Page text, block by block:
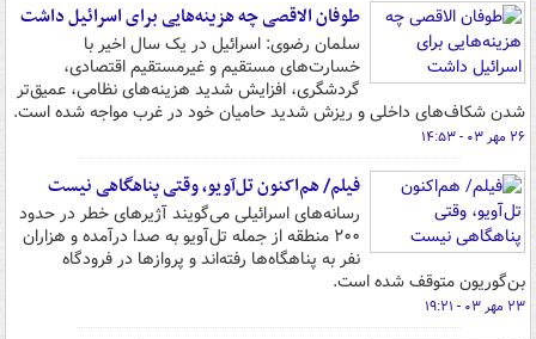
طوفان الاقصی چه هزینه‌هایی برای اسرائیل داشت
سلمان رضوی: اسرائیل در یک سال اخیر با
خسارت‌های مستقیم و غیرمستقیم اقتصادی،
گردشگری، افزایش شدید هزینه‌های نظامی، عمیق‌تر
شدن شکاف‌های داخلی و ریزش شدید حامیان خود در غرب مواجه شده است.
۲۶ مهر ۰۳ - ۱۴:۵۳
فیلم/ هم‌اکنون تل‌آویو، وقتی پناهگاهی نیست
رسانه‌های اسرائیلی می‌گویند آژیرهای خطر در حدود
۲۰۰ منطقه از جمله تل‌آویو به صدا درآمده و هزاران
نفر به پناهگاه‌ها رفته‌اند و پروازها در فرودگاه
بن‌گوریون متوقف شده است.
۲۳ مهر ۰۳ - ۱۹:۲۱